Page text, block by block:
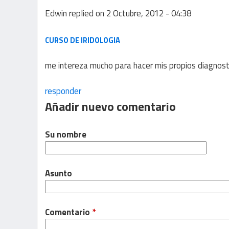
Edwinreplied on 2 Octubre, 2012 - 04:38
CURSO DE IRIDOLOGIA
me intereza mucho para hacer mis propios
responder
Añadir nuevo comentario
Su nombre
Asunto
Comentario *